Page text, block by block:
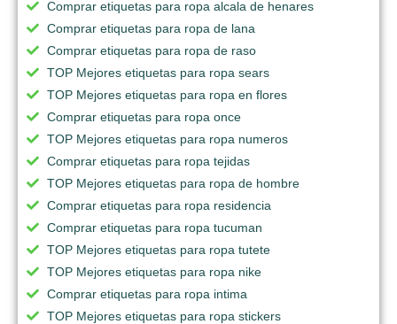
Comprar etiquetas para ropa alcala de henares
Comprar etiquetas para ropa de lana
Comprar etiquetas para ropa de raso
TOP Mejores etiquetas para ropa sears
TOP Mejores etiquetas para ropa en flores
Comprar etiquetas para ropa once
TOP Mejores etiquetas para ropa numeros
Comprar etiquetas para ropa tejidas
TOP Mejores etiquetas para ropa de hombre
Comprar etiquetas para ropa residencia
Comprar etiquetas para ropa tucuman
TOP Mejores etiquetas para ropa tutete
TOP Mejores etiquetas para ropa nike
Comprar etiquetas para ropa intima
TOP Mejores etiquetas para ropa stickers